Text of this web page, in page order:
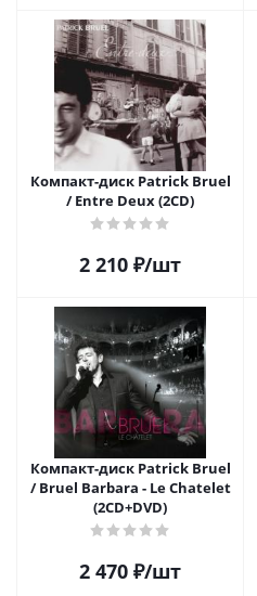
Компакт-диск Patrick Bruel
/ Entre Deux (2CD)
2 210 ₽/шт
Компакт-диск Patrick Bruel
/ Bruel Barbara - Le Chatelet
(2CD+DVD)
2 470 ₽/шт